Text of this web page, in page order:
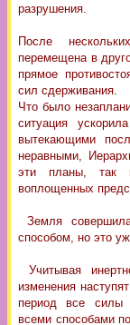
разрушения.
После
перемещена в
прямое
сил сдерживания.
Что было
ситуация
вытекающими
неравными,
эти планы, так
воплощенных
Земля
способом, но это
Учитывая
изменения
период все силы
всеми способами